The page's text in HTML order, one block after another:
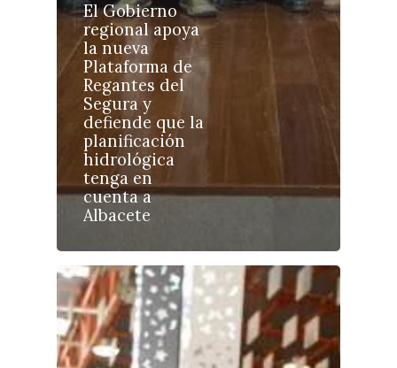
El Gobierno
regional apoya
la nueva
Plataforma de
Regantes del
Segura y
defiende que la
planificación
hidrológica
tenga en
cuenta a
Albacete
Castilla-La
Toledo
Albacete
Talavera
Sanidad
Educación
Deportes
Sucesos
Medio Ambiente